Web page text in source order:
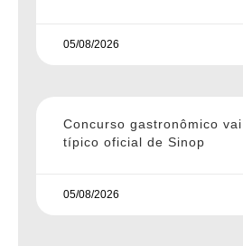
05/08/2026
Concurso gastronômico
típico oficial de Sinop
05/08/2026